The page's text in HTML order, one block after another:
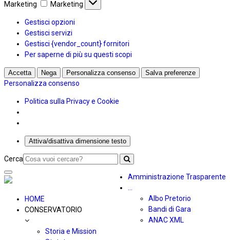
Marketing
Marketing
Gestisci opzioni
Gestisci servizi
Gestisci {vendor_count} fornitori
Per saperne di più su questi scopi
Accetta Nega Personalizza consenso Salva preferenze
Personalizza consenso
Politica sulla Privacy e Cookie
Attiva/disattiva dimensione testo
Cerca
Amministrazione Trasparente
...
Albo Pretorio
Bandi di Gara
ANAC XML
Toggle
navigation
HOME
CONSERVATORIO
Storia e Mission